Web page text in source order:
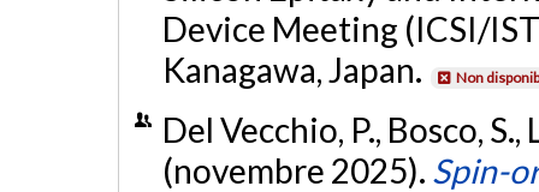
Device Meeting (ICSI/
Kanagawa, Japan.
Non
Del Vecchio, P., Bosco,
(novembre 2025). Spin-